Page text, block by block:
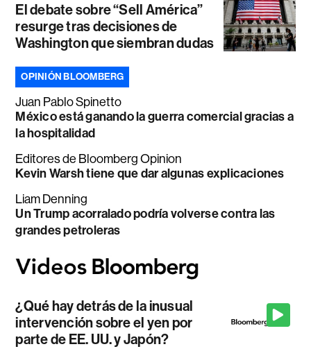
El debate sobre “Sell América”
resurge tras decisiones de
Washington que siembran dudas
OPINIÓN BLOOMBERG
Juan Pablo Spinetto
México está ganando la guerra comercial gracias a
la hospitalidad
Editores de Bloomberg Opinion
Kevin Warsh tiene que dar algunas explicaciones
Liam Denning
Un Trump acorralado podría volverse contra las
grandes petroleras
¿Qué hay detrás de la inusual
intervención sobre el yen por
parte de EE. UU. y Japón?